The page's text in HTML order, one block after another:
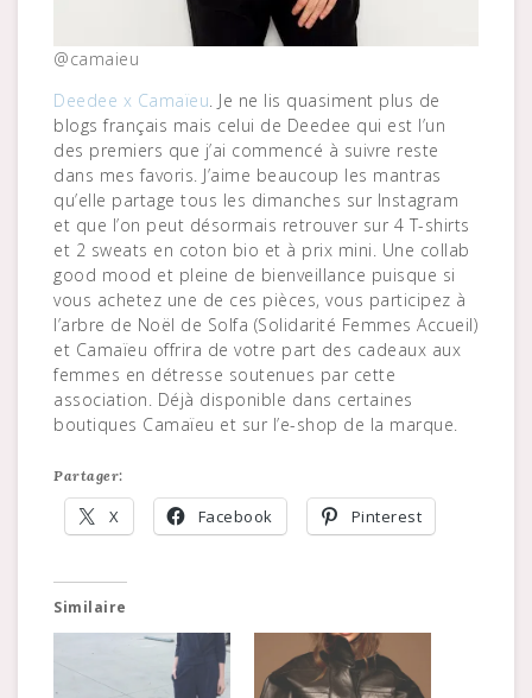
@camaieu
Deedee x Camaïeu. Je ne lis quasiment plus de
blogs français mais celui de Deedee qui est l’un
des premiers que j’ai commencé à suivre reste
dans mes favoris. J’aime beaucoup les mantras
qu’elle partage tous les dimanches sur Instagram
et que l’on peut désormais retrouver sur 4 T-shirts
et 2 sweats en coton bio et à prix mini. Une collab
good mood et pleine de bienveillance puisque si
vous achetez une de ces pièces, vous participez à
l’arbre de Noël de Solfa (Solidarité Femmes Accueil)
et Camaïeu offrira de votre part des cadeaux aux
femmes en détresse soutenues par cette
association. Déjà disponible dans certaines
boutiques Camaïeu et sur l’e-shop de la marque.
Partager:
X Facebook Pinterest
Similaire